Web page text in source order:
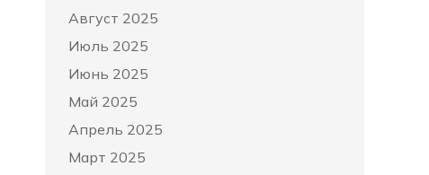
Август 2025
Июль 2025
Июнь 2025
Май 2025
Апрель 2025
Март 2025